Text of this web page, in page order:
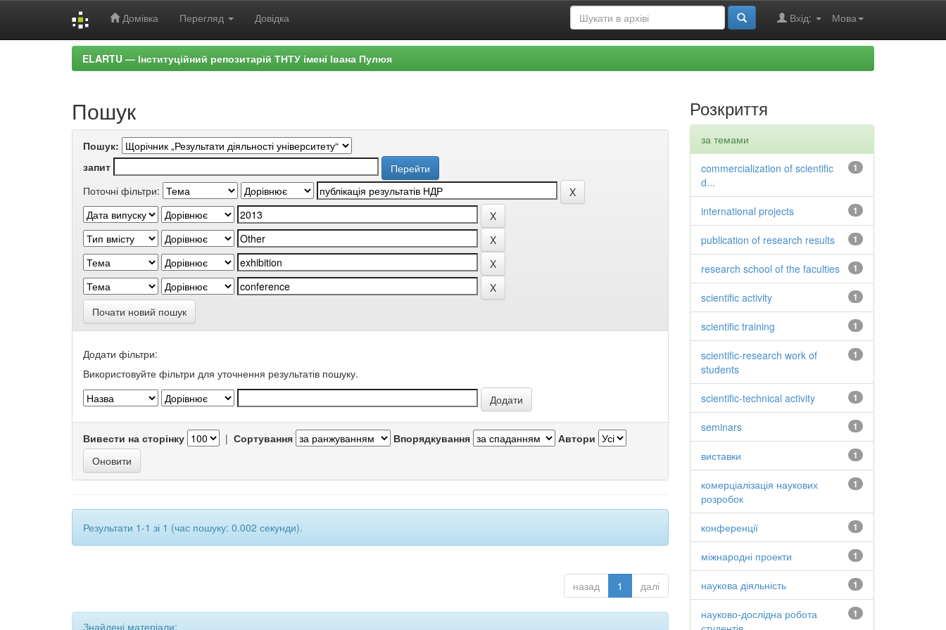
Домівка Перегляд Довідка Мова
Вхід:
ELARTU — Інституційний репозитарій ТНТУ імені Івана Пулюя
Пошук
Пошук:
запит
Поточні фільтри:
Почати новий пошук
Додати фільтри:
Використовуйте фільтри для уточнення результатів пошуку.
Вивести на сторінку | Сортування Впорядкування Автори
Результати 1-1 зі 1 (час пошуку: 0.002 секунди).
назад 1 далі
Знайдені матеріали:
Розкриття
за темами
1
commercialization of scientific
d...
1
international projects
1
publication of research results
1
research school of the faculties
1
scientific activity
1
scientific training
1
scientific-research work of
students
1
scientific-technical activity
1
seminars
1
виставки
1
комерціалізація наукових
розробок
1
конференції
1
міжнародні проекти
1
наукова діяльність
1
науково-дослідна робота